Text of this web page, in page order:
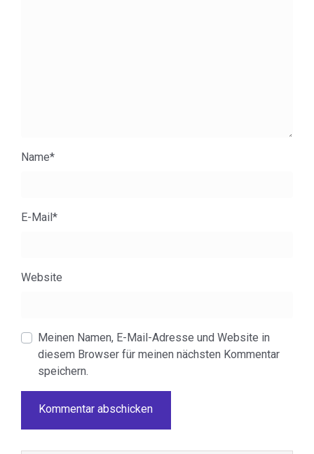
Name*
E-Mail *
Website
Meinen Namen, E-Mail-Adresse und Website in
diesem Browser für meinen nächsten Kommentar
speichern.